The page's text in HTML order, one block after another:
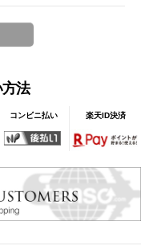
法
コンビニ払い 楽天ID決済